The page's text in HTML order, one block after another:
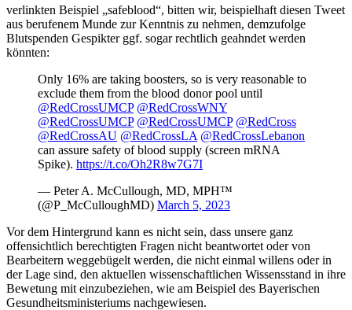
verlinkten Beispiel „safeblood“, bitten wir, beispielhaft diesen Tweet
aus berufenem Munde zur Kenntnis zu nehmen, demzufolge
Blutspenden Gespikter ggf. sogar rechtlich geahndet werden
könnten:
Only 16% are taking boosters, so is very reasonable to
exclude them from the blood donor pool until
@RedCrossUMCP @RedCrossWNY
@RedCrossUMCP @RedCrossUMCP @RedCross
@RedCrossAU @RedCrossLA @RedCrossLebanon
can assure safety of blood supply (screen mRNA
Spike). https://t.co/Oh2R8w7G7I
— Peter A. McCullough, MD, MPH™
(@P_McCulloughMD) March 5, 2023
Vor dem Hintergrund kann es nicht sein, dass unsere ganz
offensichtlich berechtigten Fragen nicht beantwortet oder von
Bearbeitern weggebügelt werden, die nicht einmal willens oder in
der Lage sind, den aktuellen wissenschaftlichen Wissensstand in ihre
Bewetung mit einzubeziehen, wie am Beispiel des Bayerischen
Gesundheitsministeriums nachgewiesen.